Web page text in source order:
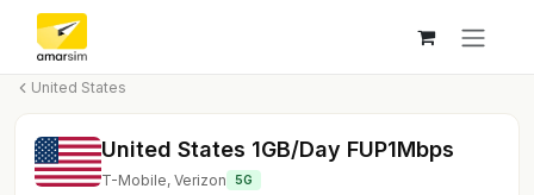
Skip to Content
United States
United States 1GB/Day FUP1Mbps
T-Mobile, Verizon 5G